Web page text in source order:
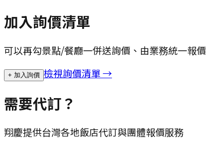
加入詢價清單
可以再勾景點/餐廳一併送詢價、由業務統一報價
+ 加入詢價 檢視詢價清單 →
需要代訂？
翔慶提供台灣各地飯店代訂與團體報價服務